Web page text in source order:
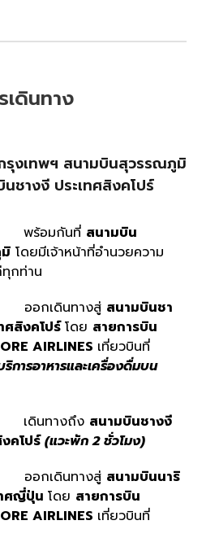
เดินทาง
รุงเทพฯ สนามบินสุวรรณภูมิ
ชางงี ประเทศสิงคโปร์
พร้อมกันที่ สนามบิน
โดยมีเจ้าหน้าที่อำนวยความ
กท่าน
ออกเดินทางสู่ สนามบินชา
ศสิงคโปร์โดย สายการบิน
AIRLINES เที่ยวบินที่
ริการอาหารและเครื่องดื่มบน
. เดินทางถึง สนามบินชางงี
คโปร์(แวะพัก 2 ชั่วโมง)
. ออกเดินทางสู่ สนามบินนาริ
ศญี่ปุ่น โดย สายการบิน
AIRLINES เที่ยวบินที่